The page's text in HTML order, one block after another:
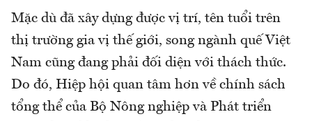
Mặc dù đã xây dựng được vị trí, tên tuổi trên
thị trường gia vị thế giới, song ngành quế Việt
Nam cũng đang phải đối diện với thách thức.
Do đó, Hiệp hội quan tâm hơn về chính sách
tổng thể của Bộ Nông nghiệp và Phát triển